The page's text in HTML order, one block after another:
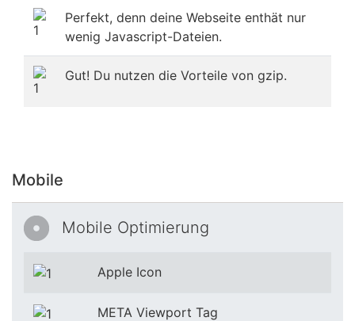
Perfekt, denn deine Webseite enthät nur
wenig Javascript-Dateien.
Gut! Du nutzen die Vorteile von gzip.
Mobile
Mobile Optimierung
Apple Icon
META Viewport Tag